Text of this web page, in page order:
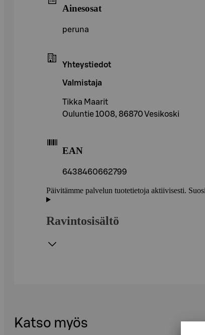
Ainesosat
peruna
Yhteystiedot
Valmistaja
Tikka Maarit
Ouluntie 1008, 86870 Vesikoski
EAN
6438460662799
Päivitämme palvelun tuotetietoja aktiivisesti.
Ravintosisältö
Katso myös